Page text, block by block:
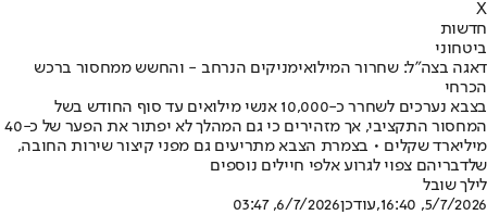
X
חדשות
ביטחוני
דאגה בצה"ל: שחרור המילואימניקים הנרחב - והחשש ממחסור ברכש
הכרחי
בצבא נערכים לשחרר כ-10,000 אנשי מילואים עד סוף החודש בשל
המחסור התקציבי, אך מזהירים כי גם המהלך לא יפתור את הפער של כ-40
מיליארד שקלים • בצמרת הצבא מתריעים גם מפני קיצור שירות החובה,
שלדבריהם צפוי לגרוע אלפי חיילים נוספים
לילך שובל
5/7/2026, 16:40
,עודכן6/7/2026, 03:47